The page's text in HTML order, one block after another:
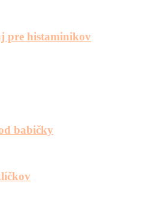
pre histaminikov
babičky